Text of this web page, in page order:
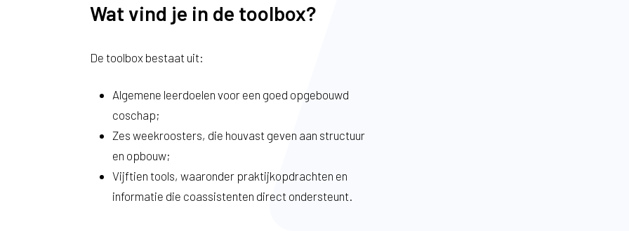
Wat vind je in de toolbox?
De toolbox bestaat uit:
Algemene leerdoelen voor een goed opgebouwd
coschap;
Zes weekroosters, die houvast geven aan structuur
en opbouw;
Vijftien tools, waaronder praktijkopdrachten en
informatie die coassistenten direct ondersteunt.